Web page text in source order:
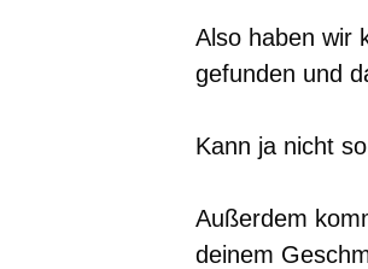
Also haben wir
gefunden und
Kann ja nicht
Außerdem
deinem